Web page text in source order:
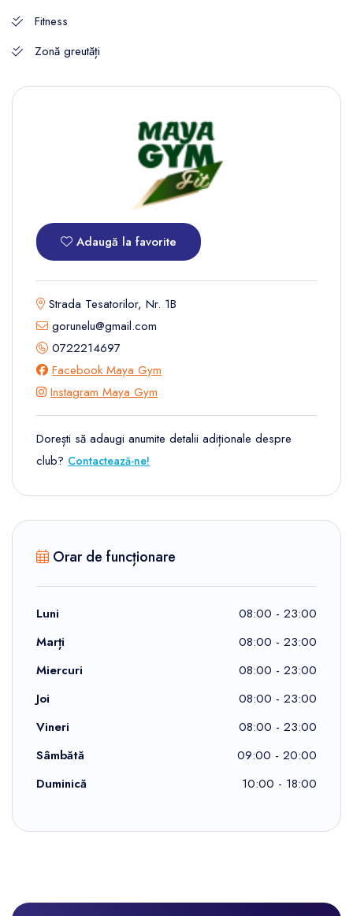
Fitness
Zonă greutăți
Adaugă la favorite
Strada Tesatorilor, Nr. 1B
gorunelu@gmail.com
0722214697
Facebook Maya Gym
Instagram Maya Gym
Dorești să adaugi anumite detalii adiționale despre
club? Contactează-ne!
Orar de funcționare
Luni
08:00 - 23:00
Marți
08:00 - 23:00
Miercuri
08:00 - 23:00
Joi
08:00 - 23:00
Vineri
08:00 - 23:00
Sâmbătă
09:00 - 20:00
Duminică
10:00 - 18:00